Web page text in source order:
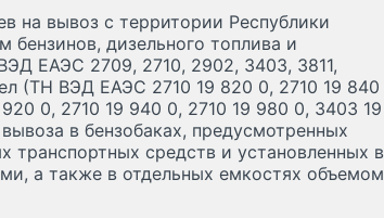
на вывоз с территории Республики
бензинов, дизельного топлива и
ЕАЭС 2709, 2710, 2902, 3403, 3811,
(ТН ВЭД ЕАЭС 2710 19 820 0, 2710 19 840
0, 2710 19 940 0, 2710 19 980 0, 3403 19
в бензобаках, предусмотренных
транспортных средств и установленных в
а также в отдельных емкостях объемом